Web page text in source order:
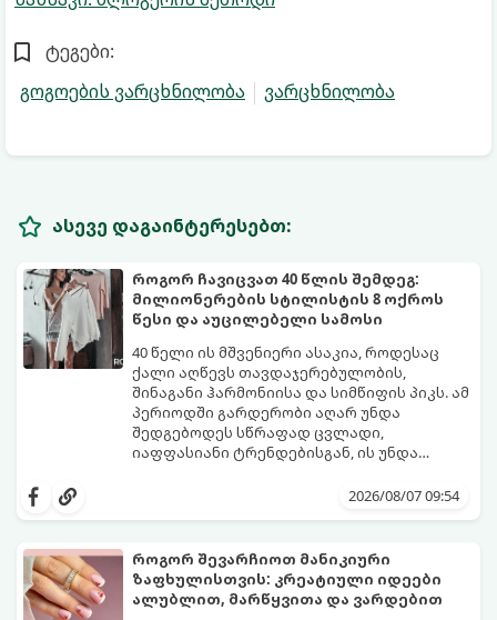
ტეგები:
გოგოების ვარცხნილობა
ვარცხნილობა
ასევე დაგაინტერესებთ:
როგორ ჩავიცვათ 40 წლის შემდეგ:
მილიონერების სტილისტის 8 ოქროს
წესი და აუცილებელი სამოსი
40 წელი ის მშვენიერი ასაკია, როდესაც
ქალი აღწევს თავდაჯერებულობის,
შინაგანი ჰარმონიისა და სიმწიფის პიკს. ამ
პერიოდში გარდერობი აღარ უნდა
შედგებოდეს სწრაფად ცვლადი,
იაფფასიანი ტრენდებისგან, ის უნდა
რომელიც მილიონერებსა და
წელს გადაცილებული თითოეული
ქალბატონის გარდერობში უნდა იყოს:
2026/08/07 09:54
როგორ შევარჩიოთ მანიკიური
ზაფხულისთვის: კრეატიული იდეები
ალუბლით, მარწყვითა და ვარდებით